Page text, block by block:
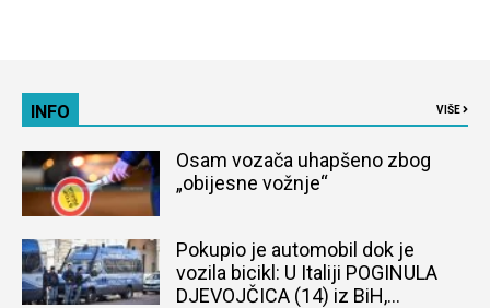
INFO VIŠE
Osam vozača uhapšeno zbog
„obijesne vožnje“
Pokupio je automobil dok je
vozila bicikl: U Italiji POGINULA
DJEVOJČICA (14) iz BiH,